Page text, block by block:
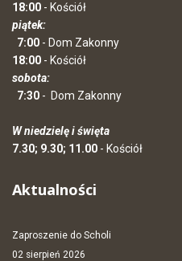
18:00 - Kościół
piątek:
7:00 - Dom Zakonny
18:00 - Kościół
sobota:
7:30 - Dom Zakonny
W niedzielę i święta
7.30; 9.30; 11.00 - Kościół
Aktualności
Zaproszenie do Scholi
02 sierpień 2026